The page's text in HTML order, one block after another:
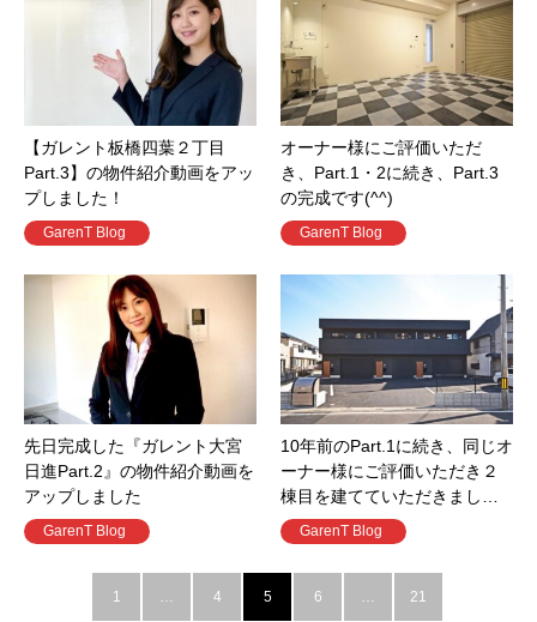
【ガレント板橋四葉２丁目
Part.3】の物件紹介動画をアッ
プしました！
GarenT Blog
オーナー様にご評価いただ
き、Part.1・2に続き、Part.3
の完成です(^^)
GarenT Blog
先日完成した『ガレント大宮
日進Part.2』の物件紹介動画を
アップしました
GarenT Blog
10年前のPart.1に続き、同じオ
ーナー様にご評価いただき２
棟目を建てていただきまし…
GarenT Blog
1 … 4 5 6 … 21